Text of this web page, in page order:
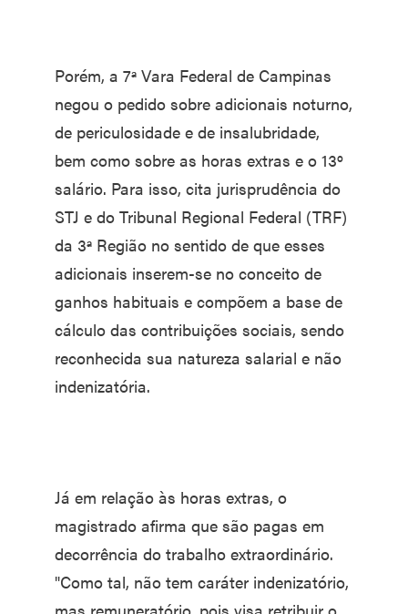
Porém, a 7ª Vara Federal de Campinas
negou o pedido sobre adicionais noturno,
de periculosidade e de insalubridade,
bem como sobre as horas extras e o 13º
salário. Para isso, cita jurisprudência do
STJ e do Tribunal Regional Federal (TRF)
da 3ª Região no sentido de que esses
adicionais inserem-se no conceito de
ganhos habituais e compõem a base de
cálculo das contribuições sociais, sendo
reconhecida sua natureza salarial e não
indenizatória.
Já em relação às horas extras, o
magistrado afirma que são pagas em
decorrência do trabalho extraordinário.
"Como tal, não tem caráter indenizatório,